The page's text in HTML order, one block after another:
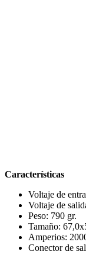
Características
Voltaje de
Voltaje de
Peso: 790 gr.
Tamaño:
Amperios:
Conector de